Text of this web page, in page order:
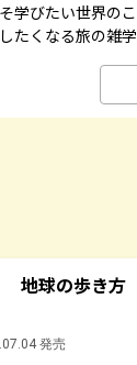
学びたい世界の
たくなる旅の雑学
地球の歩き
発売